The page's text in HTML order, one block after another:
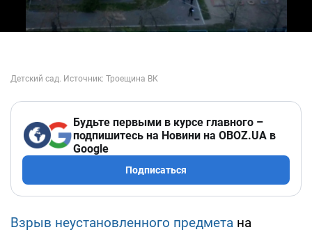
Будьте первыми в курсе главного –
подпишитесь на Новини на OBOZ.UA в
Google
Подписаться
Взрыв неустановленного предмета на